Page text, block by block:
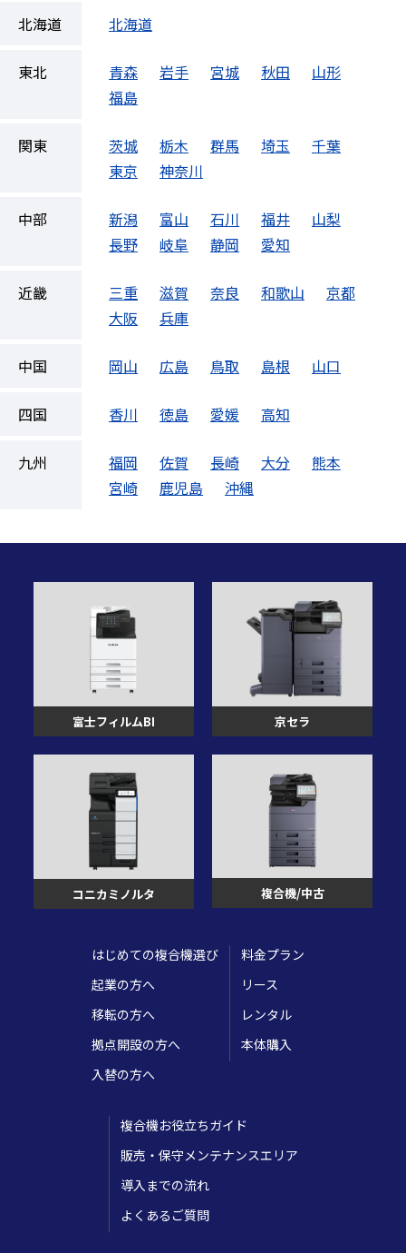
北海道 北海道
東北 青森 岩手 宮城 秋田
山形
福島
関東 茨城 栃木 群馬 埼玉
千葉
東京
神奈川
中部 新潟 富山 石川 福井
山梨
長野
岐阜 静岡 愛知
近畿 三重 滋賀 奈良 和歌山
京都
大阪
兵庫
中国 岡山 広島 鳥取 島根 山口
四国 香川 徳島 愛媛 高知
九州 福岡 佐賀 長崎 大分
熊本
宮崎
鹿児島 沖縄
富士フィルムBI 京セラ
コニカミノルタ 複合機/中古
はじめての複合機選び
起業の方へ
移転の方へ
拠点開設の方へ
入替の方へ
料金プラン
リース
レンタル
本体購入
複合機お役立ちガイド
販売・保守メンテナンスエリア
導入までの流れ
よくあるご質問